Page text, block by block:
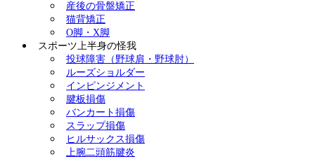
産後の骨盤矯正
猫背矯正
O脚・X脚
スポーツ上半身の怪我
投球障害（野球肩・野球肘）
ルーズショルダー
インピンジメント
腱板損傷
バンカート損傷
スラップ損傷
ヒルサックス損傷
上腕二頭筋腱炎